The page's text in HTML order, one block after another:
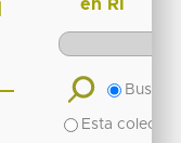
en RI
Buscar
Esta